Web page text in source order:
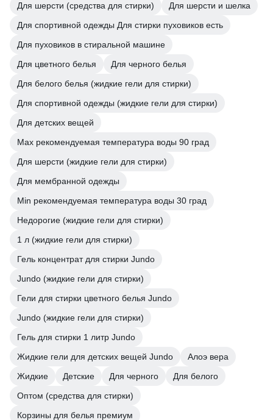
Для шерсти (средства для стирки)
Для шерсти и шелка
Для спортивной одежды Для стирки пуховиков есть
Для пуховиков в стиральной машине
Для цветного белья
Для черного белья
Для белого белья (жидкие гели для стирки)
Для спортивной одежды (жидкие гели для стирки)
Для детских вещей
Мах рекомендуемая температура воды 90 град
Для шерсти (жидкие гели для стирки)
Для мембранной одежды
Min рекомендуемая температура воды 30 град
Недорогие (жидкие гели для стирки)
1 л (жидкие гели для стирки)
Гель концентрат для стирки Jundo
Jundo (жидкие гели для стирки)
Гели для стирки цветного белья Jundo
Jundo (жидкие гели для стирки)
Гель для стирки 1 литр Jundo
Жидкие гели для детских вещей Jundo
Алоэ вера
Жидкие
Детские Для черного
Для белого
Оптом (средства для стирки)
Корзины для белья премиум